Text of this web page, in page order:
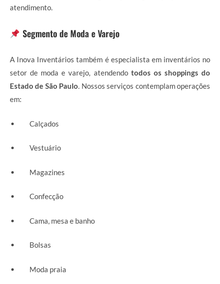
atendimento.
Segmento de Moda e Varejo
A Inova Inventários também é especialista em inventários no
setor de moda e varejo, atendendo todos os shoppings do
Estado de São Paulo. Nossos serviços contemplam operações
em:
Calçados
Vestuário
Magazines
Confecção
Cama, mesa e banho
Bolsas
Moda praia